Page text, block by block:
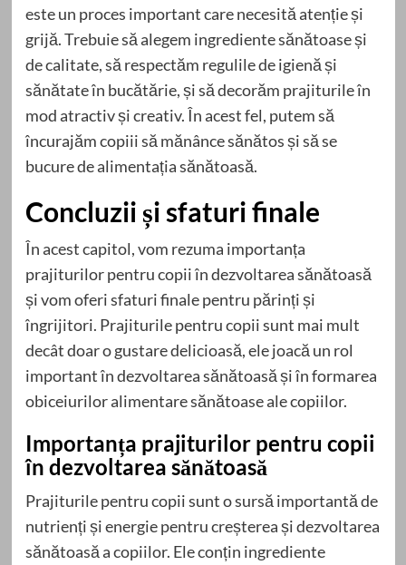
este un proces important care necesită atenție și
grijă. Trebuie să alegem ingrediente sănătoase și
de calitate, să respectăm regulile de igienă și
sănătate în bucătărie, și să decorăm prajiturile în
mod atractiv și creativ. În acest fel, putem să
încurajăm copiii să mănânce sănătos și să se
bucure de alimentația sănătoasă.
Concluzii și sfaturi finale
În acest capitol, vom rezuma importanța
prajiturilor pentru copii în dezvoltarea sănătoasă
și vom oferi sfaturi finale pentru părinți și
îngrijitori. Prajiturile pentru copii sunt mai mult
decât doar o gustare delicioasă, ele joacă un rol
important în dezvoltarea sănătoasă și în formarea
obiceiurilor alimentare sănătoase ale copiilor.
Importanța prajiturilor pentru copii
în dezvoltarea sănătoasă
Prajiturile pentru copii sunt o sursă importantă de
nutrienți și energie pentru creșterea și dezvoltarea
sănătoasă a copiilor. Ele conțin ingrediente